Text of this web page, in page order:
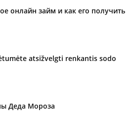
онлайн займ и как его получить
atsižvelgti renkantis sodo
Деда Мороза